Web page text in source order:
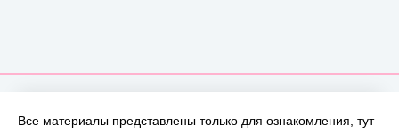
Все материалы представлены только для ознакомления, тут